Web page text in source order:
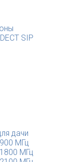
SIP
дачи
МГц
МГц